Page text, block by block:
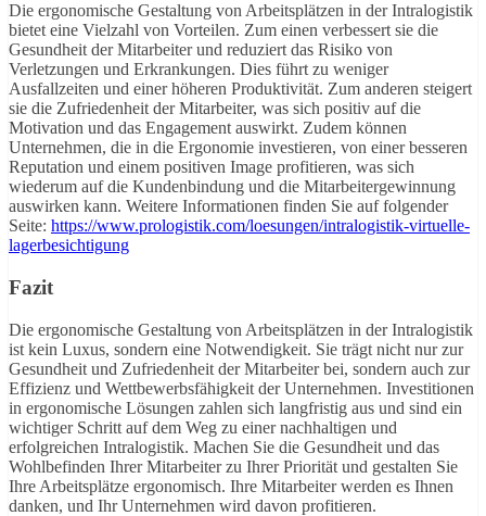
Die ergonomische Gestaltung von Arbeitsplätzen in der Intralogistik
bietet eine Vielzahl von Vorteilen. Zum einen verbessert sie die
Gesundheit der Mitarbeiter und reduziert das Risiko von
Verletzungen und Erkrankungen. Dies führt zu weniger
Ausfallzeiten und einer höheren Produktivität. Zum anderen steigert
sie die Zufriedenheit der Mitarbeiter, was sich positiv auf die
Motivation und das Engagement auswirkt. Zudem können
Unternehmen, die in die Ergonomie investieren, von einer besseren
Reputation und einem positiven Image profitieren, was sich
wiederum auf die Kundenbindung und die Mitarbeitergewinnung
auswirken kann. Weitere Informationen finden Sie auf folgender
Seite: https://www.prologistik.com/loesungen/intralogistik-virtuelle-
lagerbesichtigung
Fazit
Die ergonomische Gestaltung von Arbeitsplätzen in der Intralogistik
ist kein Luxus, sondern eine Notwendigkeit. Sie trägt nicht nur zur
Gesundheit und Zufriedenheit der Mitarbeiter bei, sondern auch zur
Effizienz und Wettbewerbsfähigkeit der Unternehmen. Investitionen
in ergonomische Lösungen zahlen sich langfristig aus und sind ein
wichtiger Schritt auf dem Weg zu einer nachhaltigen und
erfolgreichen Intralogistik. Machen Sie die Gesundheit und das
Wohlbefinden Ihrer Mitarbeiter zu Ihrer Priorität und gestalten Sie
Ihre Arbeitsplätze ergonomisch. Ihre Mitarbeiter werden es Ihnen
danken, und Ihr Unternehmen wird davon profitieren.